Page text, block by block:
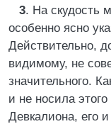
3. На скудость
особенно ясно
Действительно,
видимому, не
значительного.
и не носила
Девкалиона, его